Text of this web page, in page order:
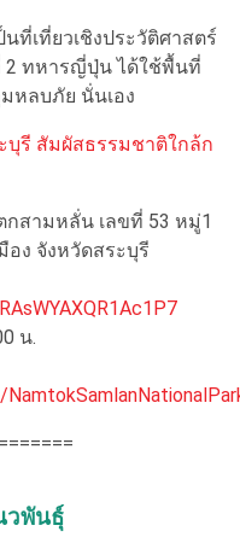
เที่ยวเชิงประวัติศาสตร์
2 ทหารญี่ปุ่น ได้ใช้พื้นที่
หลบภัย นั่นเอง
รี สัมผัสธรรมชาติใกล้ก
สามหลั่น เลขที่ 53 หมู่1
อง จังหวัดสระบุรี
น.
วพันธุ์